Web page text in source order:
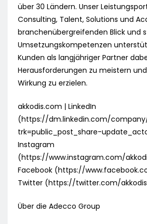
über 30 Ländern. Unser
Consulting, Talent, Solutions und
branchenübergreifenden Blick und
Umsetzungskompetenzen
Kunden als langjähriger Partner
Herausforderungen zu meistern
Wirkung zu erzielen.
akkodis.com | LinkedIn
(https://dm.linkedin.com/
trk=public_post_share-
Instagram
(https://www.instagram.com/
Facebook (https://
Twitter (https://twitter.com/
Über die Adecco Group